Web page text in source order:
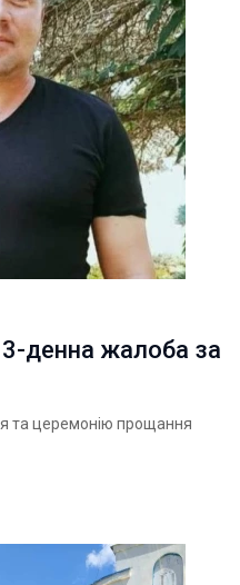
3-денна жалоба за
та церемонію прощання